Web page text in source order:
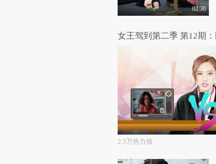
02:30
2.5万热力值